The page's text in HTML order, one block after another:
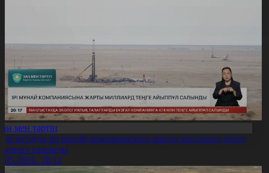
мен тәртіп
ірі мұнай компаниясына жарты миллиард теңге
салынды
20:12